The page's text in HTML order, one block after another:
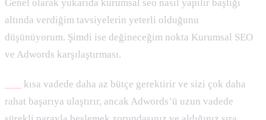
Genel olarak yukarıda kurumsal seo nasıl yapılır başlığı
altında verdiğim tavsiyelerin yeterli olduğunu
düşünüyorum. Şimdi ise değineceğim nokta Kurumsal SEO
ve Adwords karşılaştırması.
kısa vadede daha az bütçe gerektirir ve sizi çok daha
rahat başarıya ulaştırır, ancak Adwords’ü uzun vadede